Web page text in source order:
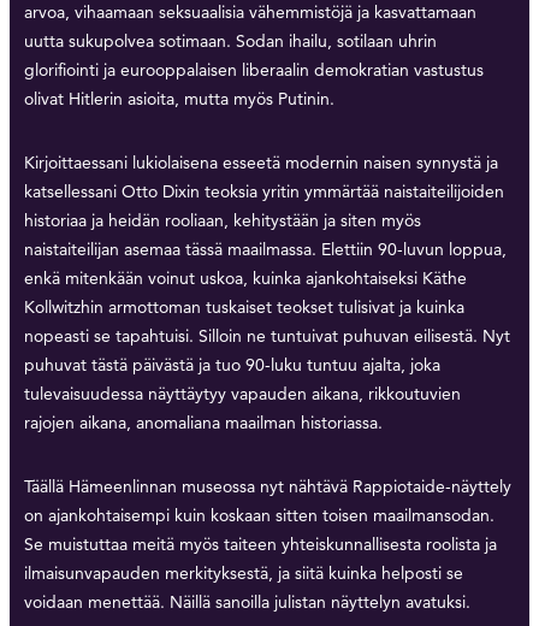
arvoa, vihaamaan seksuaalisia vähemmistöjä ja kasvattamaan
uutta sukupolvea sotimaan. Sodan ihailu, sotilaan uhrin
glorifiointi ja eurooppalaisen liberaalin demokratian vastustus
olivat Hitlerin asioita, mutta myös Putinin.
Kirjoittaessani lukiolaisena esseetä modernin naisen synnystä ja
katsellessani Otto Dixin teoksia yritin ymmärtää naistaiteilijoiden
historiaa ja heidän rooliaan, kehitystään ja siten myös
naistaiteilijan asemaa tässä maailmassa. Elettiin 90-luvun loppua,
enkä mitenkään voinut uskoa, kuinka ajankohtaiseksi Käthe
Kollwitzhin armottoman tuskaiset teokset tulisivat ja kuinka
nopeasti se tapahtuisi. Silloin ne tuntuivat puhuvan eilisestä. Nyt
puhuvat tästä päivästä ja tuo 90-luku tuntuu ajalta, joka
tulevaisuudessa näyttäytyy vapauden aikana, rikkoutuvien
rajojen aikana, anomaliana maailman historiassa.
Täällä Hämeenlinnan museossa nyt nähtävä Rappiotaide-näyttely
on ajankohtaisempi kuin koskaan sitten toisen maailmansodan.
Se muistuttaa meitä myös taiteen yhteiskunnallisesta roolista ja
ilmaisunvapauden merkityksestä, ja siitä kuinka helposti se
voidaan menettää. Näillä sanoilla julistan näyttelyn avatuksi.